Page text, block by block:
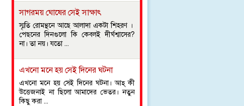
সাগরময় ঘোষের সেই সাক্ষাৎ
স্মৃতি রোমন্থনে আছে আলাদা একটা শিহরণ ।
পেছনের দিনগুলো কি কেবলই দীর্ঘশ্বাসের?
না। তা নয়। যতো ...
এখনো মনে হয় সেই দিনের ঘটনা
এখনো মনে হয় সেই দিনের ঘটনা। আহ্ কী
উত্তেজনাই না ছিলো আমাদের ভেতর। নতুন
কিছু করা ...